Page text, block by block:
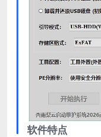
软件特点